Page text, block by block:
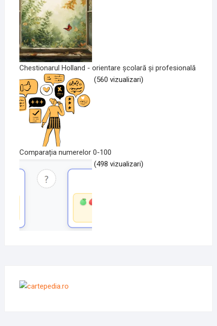
Chestionarul Holland - orientare școlară și profesională
(560 vizualizari)
Comparația numerelor 0-100
(498 vizualizari)